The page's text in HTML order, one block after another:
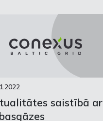
saistībā ar